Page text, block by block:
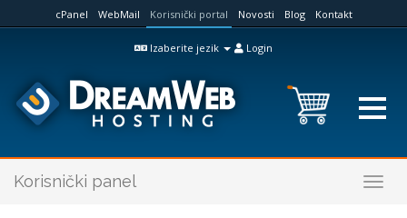
cPanel WebMail Korisnički portal Novosti Blog Kontakt
Izaberite jezik Login
Korisnički panel